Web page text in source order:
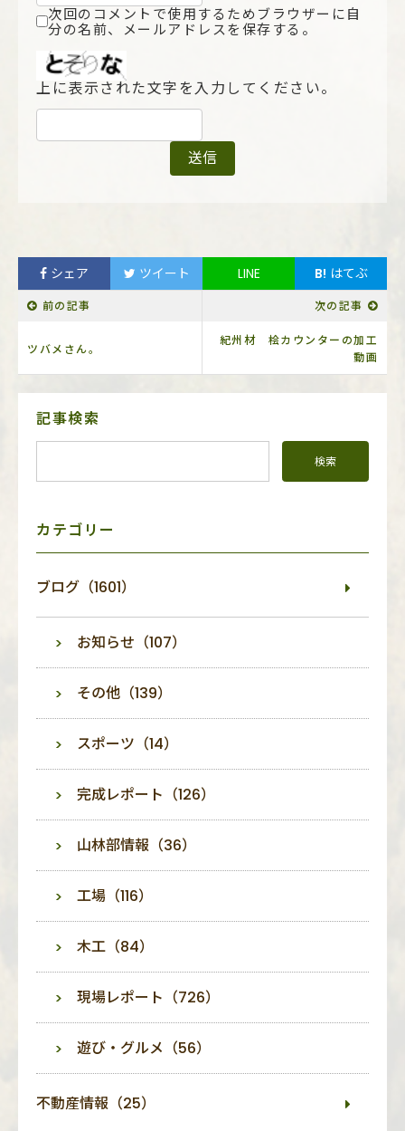
次回のコメントで使用するためブラウザーに自
分の名前、メールアドレスを保存する。
上に表示された文字を入力してください。
シェア ツイート LINE B! はてぶ
前の記事
ツバメさん。
次の記事
紀州材 桧カウンターの加工
動画
サ
ニ
記事検索
カテゴリー
ブログ（1601）
お知らせ（107）
その他（139）
スポーツ（14）
完成レポート（126）
山林部情報（36）
工場（116）
木工（84）
現場レポート（726）
遊び・グルメ（56）
不動産情報（25）